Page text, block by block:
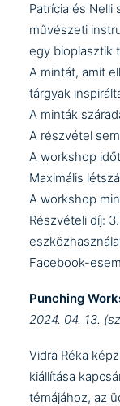
Patrícia és
művészeti
egy bioplasztik
A mintát, amit
tárgyak
A minták
A részvétel
A workshop
Maximális
A workshop
Részvételi díj:
Facebook-
Punching
2024. 04. 13.
Vidra Réka
kiállítása
témájához, az